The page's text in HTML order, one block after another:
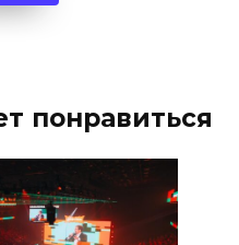
понравиться